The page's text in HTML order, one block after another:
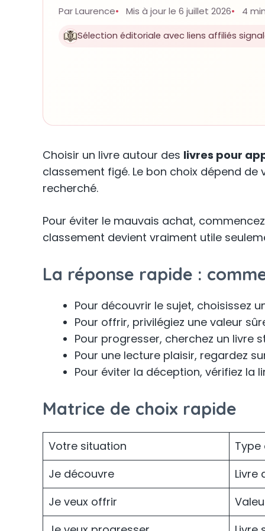
Par Laurence Mis à jour le 6 juillet 2026 4
Sélection éditoriale avec liens affiliés
Choisir un livre autour des livres pour
classement figé. Le bon choix dépend
recherché.
Pour éviter le mauvais achat,
classement devient vraiment utile
La réponse rapide :
Pour découvrir le sujet, choisissez
Pour offrir, privilégiez une valeur
Pour progresser, cherchez un livre
Pour une lecture plaisir, regardez
Pour éviter la déception, vérifiez la
Matrice de choix rapide
Votre situation
Type
Je découvre
Livre
Je veux offrir